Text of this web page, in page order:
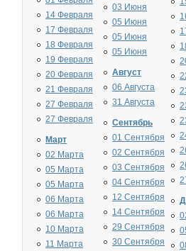
14 Февраля
17 Февраля
18 Февраля
19 Февраля
20 Февраля
21 Февраля
27 Февраля
27 Февраля
Март
02 Марта
05 Марта
05 Марта
06 Марта
06 Марта
10 Марта
11 Марта
03 Июня
05 Июня
05 Июня
05 Июня
Август
06 Августа
31 Августа
Сентябрь
01 Сентября
02 Сентября
03 Сентября
04 Сентября
12 Сентября
14 Сентября
29 Сентября
30 Сентября